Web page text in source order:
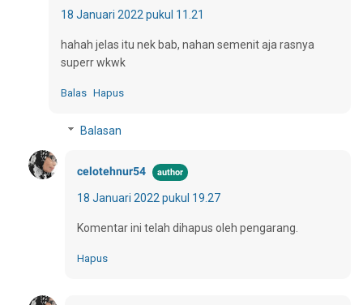
18 Januari 2022 pukul 11.21
hahah jelas itu nek bab, nahan semenit aja rasnya
superr wkwk
Balas Hapus
Balasan
celotehnur54
18 Januari 2022 pukul 19.27
Komentar ini telah dihapus oleh pengarang.
Hapus